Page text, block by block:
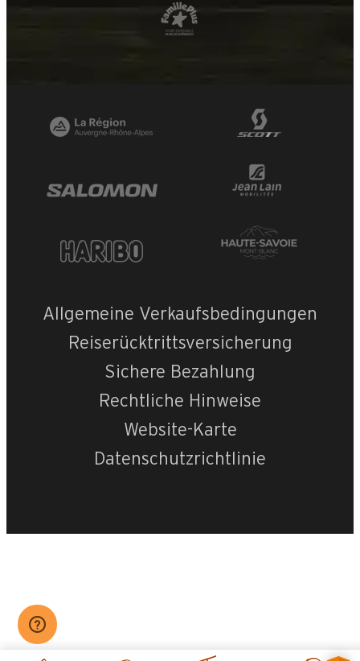
Allgemeine Verkaufsbedingungen
Reiserücktrittsversicherung
Sichere Bezahlung
Rechtliche Hinweise
Website-Karte
Datenschutzrichtlinie